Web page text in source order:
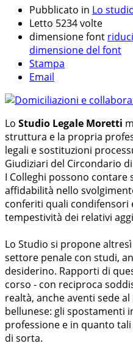
Pubblicato in Lo
Letto 5234 volte
dimensione font
dimensione del font
Stampa
Email
Lo Studio Legale Moretti
struttura e la propria
legali e sostituzioni
Giudiziari del Circondario
I Colleghi possono contare
affidabilità nello
conferiti quali condifensori
tempestività dei relativi
Lo Studio si propone
settore penale con studi,
desiderino. Rapporti di
corso - con reciproca
realtà, anche aventi sede
bellunese: gli spostamenti
professione e in quanto
di sorta.